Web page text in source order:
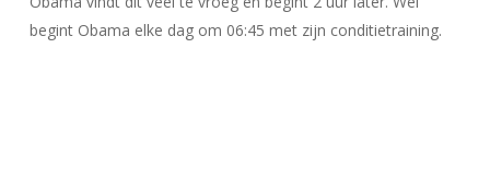
begint Obama elke dag om 06:45 met zijn conditietraining.